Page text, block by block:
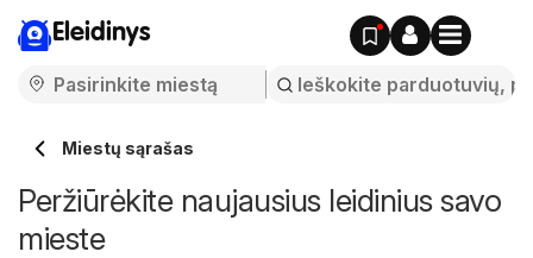
Eleidinys
Miestų sąrašas
Peržiūrėkite naujausius leidinius savo
mieste